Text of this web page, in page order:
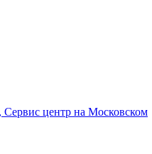
центр на Московском